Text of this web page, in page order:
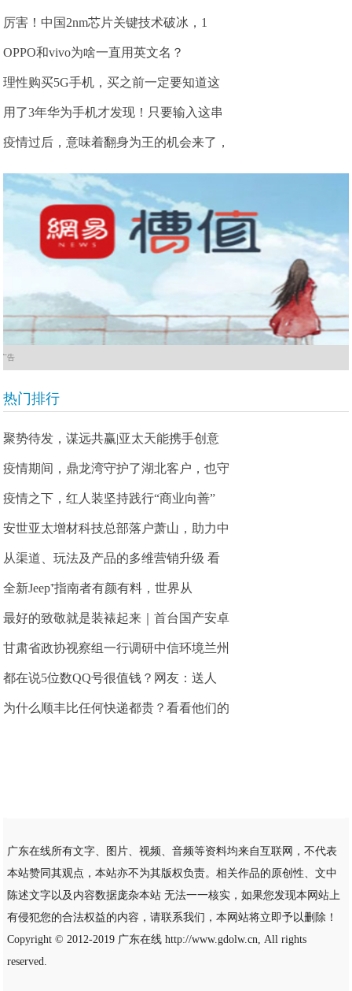
厉害！中国2nm芯片关键技术破冰，1
OPPO和vivo为啥一直用英文名？
理性购买5G手机，买之前一定要知道这
用了3年华为手机才发现！只要输入这串
疫情过后，意味着翻身为王的机会来了，
广告
热门排行
聚势待发，谋远共赢|亚太天能携手创意
疫情期间，鼎龙湾守护了湖北客户，也守
疫情之下，红人装坚持践行“商业向善”
安世亚太增材科技总部落户萧山，助力中
从渠道、玩法及产品的多维营销升级 看
全新Jeep⁺指南者有颜有料，世界从
最好的致敬就是装裱起来｜首台国产安卓
甘肃省政协视察组一行调研中信环境兰州
都在说5位数QQ号很值钱？网友：送人
为什么顺丰比任何快递都贵？看看他们的
广东在线所有文字、图片、视频、音频等资料均来自互联网，不代表
本站赞同其观点，本站亦不为其版权负责。相关作品的原创性、文中
陈述文字以及内容数据庞杂本站 无法一一核实，如果您发现本网站上
有侵犯您的合法权益的内容，请联系我们，本网站将立即予以删除！
Copyright © 2012-2019 广东在线http://www.gdolw.cn, All rights
reserved.